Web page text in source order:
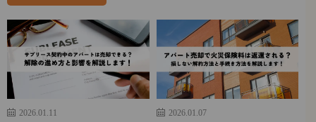
2026.01.11 2026.01.07